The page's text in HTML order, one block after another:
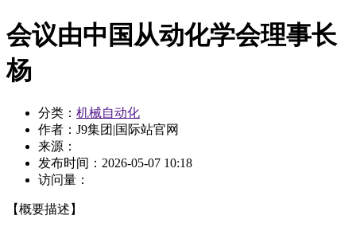
会议由中国从动化学会理事长
杨
分类： 机械自动化
作者：J9集团|国际站官网
来源：
发布时间： 2026-05-07 10:18
访问量：
【概要描述】